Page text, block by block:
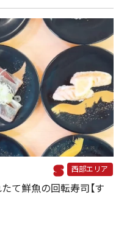
西部エリア
て鮮魚の回転寿司【す